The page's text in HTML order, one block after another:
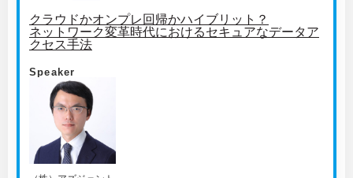
クラウドかオンプレ回帰かハイブリット？
ネットワーク変革時代におけるセキュアなデータア
クセス手法
Speaker